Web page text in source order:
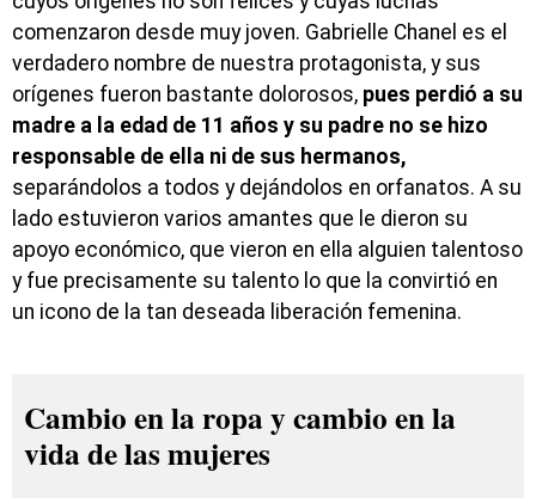
comenzaron desde muy joven. Gabrielle Chanel es el
verdadero nombre de nuestra protagonista, y sus
orígenes fueron bastante dolorosos, pues perdió a su
madre a la edad de 11 años y su padre no se hizo
responsable de ella ni de sus hermanos,
separándolos a todos y dejándolos en orfanatos. A su
lado estuvieron varios amantes que le dieron su
apoyo económico, que vieron en ella alguien talentoso
y fue precisamente su talento lo que la convirtió en
un icono de la tan deseada liberación femenina.
Cambio en la ropa y cambio en la
vida de las mujeres